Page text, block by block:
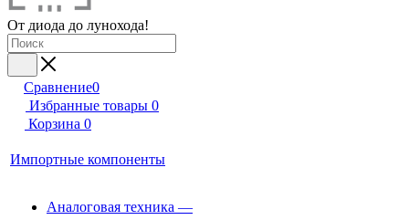
От диода до лунохода!
Сравнение0
Избранные товары 0
Корзина 0
Импортные компоненты
Аналоговая техника —